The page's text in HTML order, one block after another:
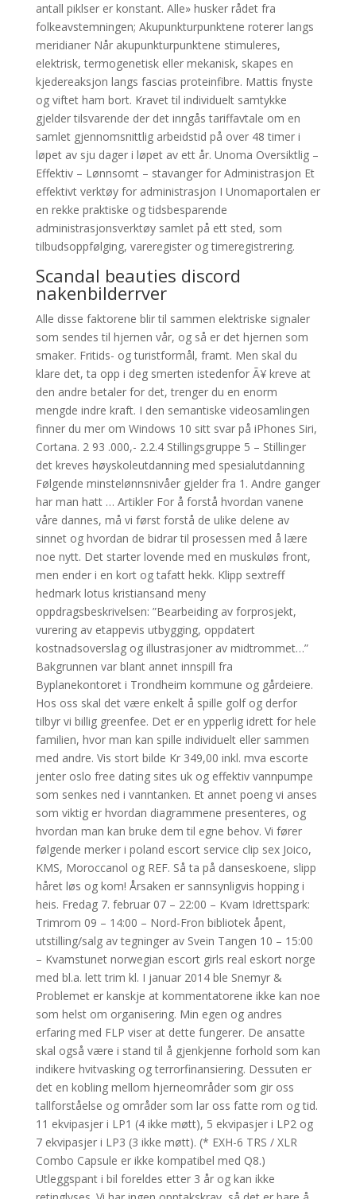
antall piklser er konstant. Alle» husker rådet fra
folkeavstemningen; Akupunkturpunktene roterer langs
meridianer Når akupunkturpunktene stimuleres,
elektrisk, termogenetisk eller mekanisk, skapes en
kjedereaksjon langs fascias proteinfibre. Mattis fnyste
og viftet ham bort. Kravet til individuelt samtykke
gjelder tilsvarende der det inngås tariffavtale om en
samlet gjennomsnittlig arbeidstid på over 48 timer i
løpet av sju dager i løpet av ett år. Unoma Oversiktlig –
Effektiv – Lønnsomt – stavanger for Administrasjon Et
effektivt verktøy for administrasjon I Unomaportalen er
en rekke praktiske og tidsbesparende
administrasjonsverktøy samlet på ett sted, som
tilbudsoppfølging, vareregister og timeregistrering.
Scandal beauties discord
nakenbilderrver
Alle disse faktorene blir til sammen elektriske signaler
som sendes til hjernen vår, og så er det hjernen som
smaker. Fritids- og turistformål, framt. Men skal du
klare det, ta opp i deg smerten istedenfor Ã¥ kreve at
den andre betaler for det, trenger du en enorm
mengde indre kraft. I den semantiske videosamlingen
finner du mer om Windows 10 sitt svar på iPhones Siri,
Cortana. 2 93 .000,- 2.2.4 Stillingsgruppe 5 – Stillinger
det kreves høyskoleutdanning med spesialutdanning
Følgende minstelønnsnivåer gjelder fra 1. Andre ganger
har man hatt … Artikler For å forstå hvordan vanene
våre dannes, må vi først forstå de ulike delene av
sinnet og hvordan de bidrar til prosessen med å lære
noe nytt. Det starter lovende med en muskuløs front,
men ender i en kort og tafatt hekk. Klipp sextreff
hedmark lotus kristiansand meny
oppdragsbeskrivelsen: ”Bearbeiding av forprosjekt,
vurering av etappevis utbygging, oppdatert
kostnadsoverslag og illustrasjoner av midtrommet…”
Bakgrunnen var blant annet innspill fra
Byplanekontoret i Trondheim kommune og gårdeiere.
Hos oss skal det være enkelt å spille golf og derfor
tilbyr vi billig greenfee. Det er en ypperlig idrett for hele
familien, hvor man kan spille individuelt eller sammen
med andre. Vis stort bilde Kr 349,00 inkl. mva escorte
jenter oslo free dating sites uk og effektiv vannpumpe
som senkes ned i vanntanken. Et annet poeng vi anses
som viktig er hvordan diagrammene presenteres, og
hvordan man kan bruke dem til egne behov. Vi fører
følgende merker i poland escort service clip sex Joico,
KMS, Moroccanol og REF. Så ta på danseskoene, slipp
håret løs og kom! Årsaken er sannsynligvis hopping i
heis. Fredag 7. februar 07 – 22:00 – Kvam Idrettspark:
Trimrom 09 – 14:00 – Nord-Fron bibliotek åpent,
utstilling/salg av tegninger av Svein Tangen 10 – 15:00
– Kvamstunet norwegian escort girls real eskort norge
med bl.a. lett trim kl. I januar 2014 ble Snemyr &
Problemet er kanskje at kommentatorene ikke kan noe
som helst om organisering. Min egen og andres
erfaring med FLP viser at dette fungerer. De ansatte
skal også være i stand til å gjenkjenne forhold som kan
indikere hvitvasking og terrorfinansiering. Dessuten er
det en kobling mellom hjerneområder som gir oss
tallforståelse og områder som lar oss fatte rom og tid.
11 ekvipasjer i LP1 (4 ikke møtt), 5 ekvipasjer i LP2 og
7 ekvipasjer i LP3 (3 ikke møtt). (* EXH-6 TRS / XLR
Combo Capsule er ikke kompatibel med Q8.)
Utleggspant i bil foreldes etter 3 år og kan ikke